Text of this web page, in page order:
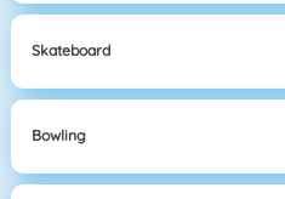
Skateboard
Bowling